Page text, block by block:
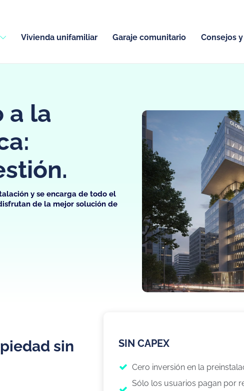
Vivienda unifamiliar Garaje comunitario Consejos
y se encarga de todo el
de la mejor solución de
a la
sin
SIN CAPEX
Cero inversión en la
Sólo los usuarios pagan por